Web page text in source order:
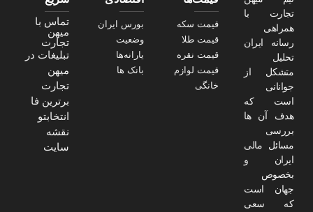
تجارت با
همراهی
رسانه ایران
تحلیل
متشکل از
جوانانی
است که
هدف آن ها
بررسی
مسائل مالی
ایران و
بخصوص
جهان است
که سعی
قیمت سکه
قیمت طلا
قیمت نقره
قیمت لوازم
خانگی
بورس ایران
وضعیت
یارانه‌ها
بانک ها
تماس با
میهن
تجارت
تبلیغات در
میهن
تجارت
برترین فا
انتخابتو
نقشه
سایت